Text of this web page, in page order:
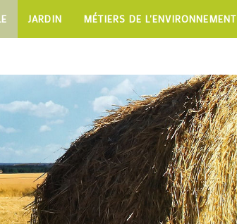
JARDIN MÉTIERS DE L'ENVIRONNEMENT